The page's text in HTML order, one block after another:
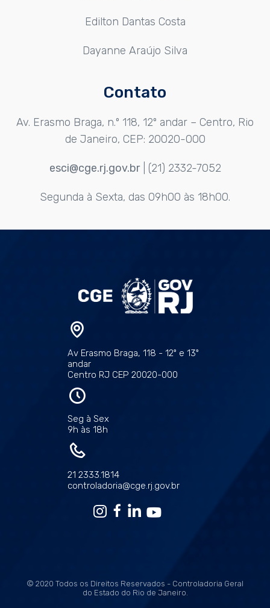
Edilton Dantas Costa
Dayanne Araújo Silva
Contato
Av. Erasmo Braga, n.º 118, 12º andar – Centro, Rio
de Janeiro, CEP: 20020-000
esci@cge.rj.gov.br| (21) 2332-7052
Segunda à Sexta, das 09h00 às 18h00.
Av Erasmo Braga, 118 - 12º e 13º
andar
Centro RJ CEP 20020-000
Seg à Sex
9h às 18h
21 2333.1814
controladoria@cge.rj.gov.br
© 2020 Todos os Direitos Reservados - Controladoria Geral
do Estado do Rio de Janeiro.